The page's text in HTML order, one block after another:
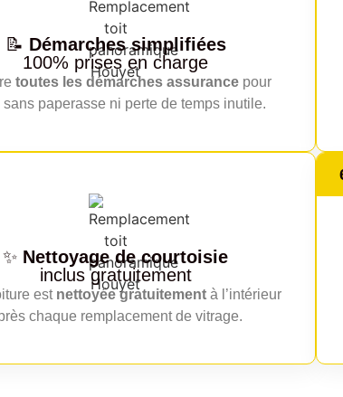
📝 Démarches simplifiées
100% prises en charge
toutes les démarches assurancepour
sans paperasse ni perte de temps inutile.
✨ Nettoyage de courtoisie
inclus gratuitement
est nettoyée gratuitement à l’intérieur
chaque remplacement de vitrage.